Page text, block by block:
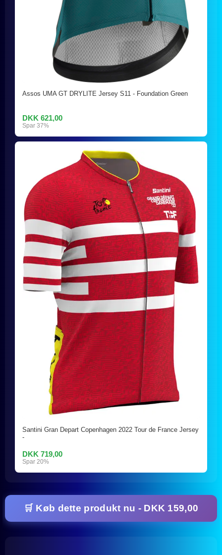
Assos UMA GT DRYLITE Jersey S11 - Foundation Green
DKK 621,00
Spar 37%
Santini Gran Depart Copenhagen 2022 Tour de France Jersey
-
DKK 719,00
Spar 20%
🛒 Køb dette produkt nu - DKK 159,00